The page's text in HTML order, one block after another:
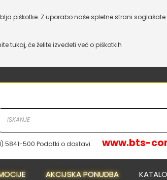
piškotke. Z uporabo naše spletne strani
tukaj, če želite izvedeti več o piškotkih
5841-500 Podatki o dostavi www.bts-
NOVO NOVO
AKCIJSKA PONUDBA